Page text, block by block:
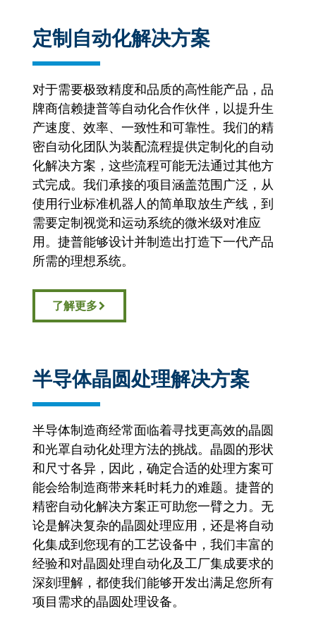
定制自动化解决方案
对于需要极致精度和品质的高性能产品，品
牌商信赖捷普等自动化合作伙伴，以提升生
产速度、效率、一致性和可靠性。我们的精
密自动化团队为装配流程提供定制化的自动
化解决方案，这些流程可能无法通过其他方
式完成。我们承接的项目涵盖范围广泛，从
使用行业标准机器人的简单取放生产线，到
需要定制视觉和运动系统的微米级对准应
用。捷普能够设计并制造出打造下一代产品
所需的理想系统。
了解更多
半导体晶圆处理解决方案
半导体制造商经常面临着寻找更高效的晶圆
和光罩自动化处理方法的挑战。晶圆的形状
和尺寸各异，因此，确定合适的处理方案可
能会给制造商带来耗时耗力的难题。捷普的
精密自动化解决方案正可助您一臂之力。无
论是解决复杂的晶圆处理应用，还是将自动
化集成到您现有的工艺设备中，我们丰富的
经验和对晶圆处理自动化及工厂集成要求的
深刻理解，都使我们能够开发出满足您所有
项目需求的晶圆处理设备。